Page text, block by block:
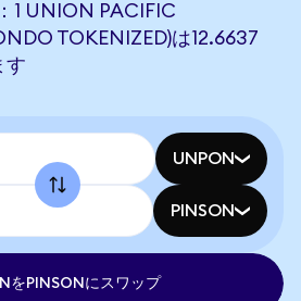
1 UNION PACIFIC
TOKENIZED)は12.6637
す
UNPON
PINSON
をPINSONにスワップ